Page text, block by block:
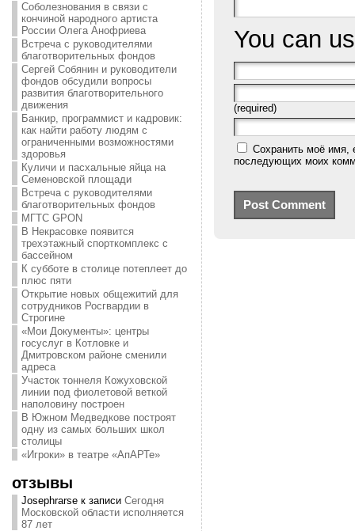
Соболезнования в связи с
кончиной народного артиста
России Олега Анофриева
Встреча с руководителями
благотворительных фондов
Сергей Собянин и руководители
фондов обсудили вопросы
развития благотворительного
движения
Банкир, программист и кадровик:
как найти работу людям с
ограниченными возможностями
здоровья
Куличи и пасхальные яйца на
Семеновской площади
Встреча с руководителями
благотворительных фондов
МГТС GPON
В Некрасовке появится
трехэтажный спорткомплекс с
бассейном
К субботе в столице потеплеет до
плюс пяти
Открытие новых общежитий для
сотрудников Росгвардии в
Строгине
«Мои Документы»: центры
госуслуг в Котловке и
Дмитровском районе сменили
адреса
Участок тоннеля Кожуховской
линии под фиолетовой веткой
наполовину построен
В Южном Медведкове построят
одну из самых больших школ
столицы
«Игроки» в театре «АпАРТе»
отзывы
Josephrarseк записи Сегодня
Московской области исполняется
87 лет
You can
(required)
Сохранить моё имя,
последующих моих